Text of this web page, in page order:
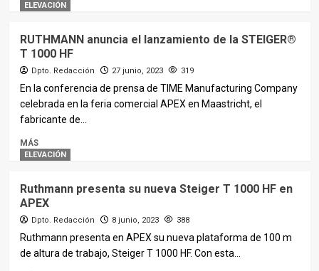
ELEVACIÓN
RUTHMANN anuncia el lanzamiento de la STEIGER®
T 1000 HF
Dpto. Redacción 27 junio, 2023 319
En la conferencia de prensa de TIME Manufacturing Company
celebrada en la feria comercial APEX en Maastricht, el
fabricante de...
MÁS
ELEVACIÓN
Ruthmann presenta su nueva Steiger T 1000 HF en
APEX
Dpto. Redacción 8 junio, 2023 388
Ruthmann presenta en APEX su nueva plataforma de 100 m
de altura de trabajo, Steiger T 1000 HF. Con esta...